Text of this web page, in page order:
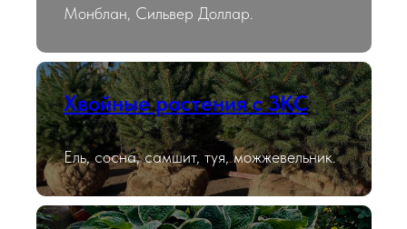
Монблан, Сильвер Доллар.
Хвойные растения с ЗКС
Ель, сосна, самшит, туя, можжевельник.